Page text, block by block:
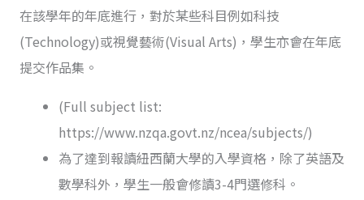
在該學年的年底進行，對於某些科目例如科技
(Technology)或視覺藝術(Visual Arts)，學生亦會在年底
提交作品集。
(Full subject list:
https://www.nzqa.govt.nz/ncea/subjects/)
為了達到報讀紐西蘭大學的入學資格，除了英語及
數學科外，學生一般會修讀3-4門選修科。